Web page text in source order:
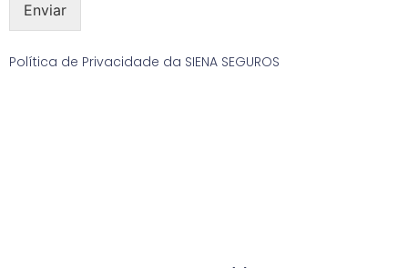
Enviar
Política de Privacidade da SIENA SEGUROS